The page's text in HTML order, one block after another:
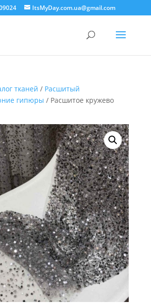
ItsMyDay.com.ua@gmail.com
тканей / Расшитый
гипюры / Расшитое кружево